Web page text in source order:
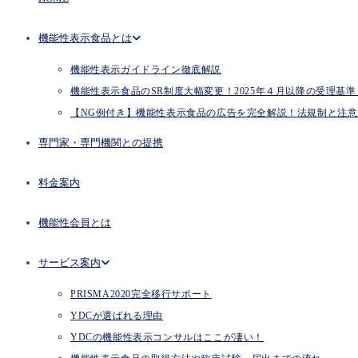
機能性表示食品とは
機能性表示ガイドライン徹底解説
機能性表示食品のSR制度大幅変更！2025年４月以降の受理基
【NG例付き】機能性表示食品の広告を完全解説！法規制と注意
専門家・専門機関との提携
料金案内
機能性会員とは
サービス案内
PRISMA2020完全移行サポート
YDCが選ばれる理由
YDCの機能性表示コンサルはここが凄い！